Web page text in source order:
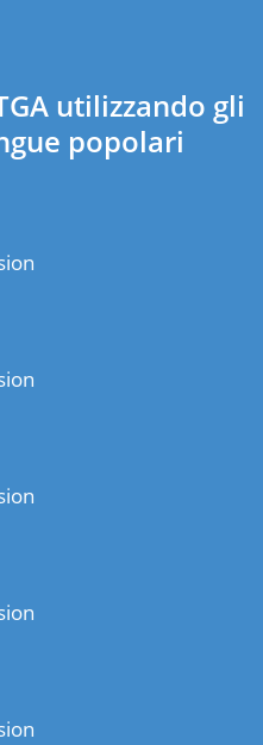
utilizzando gli
popolari